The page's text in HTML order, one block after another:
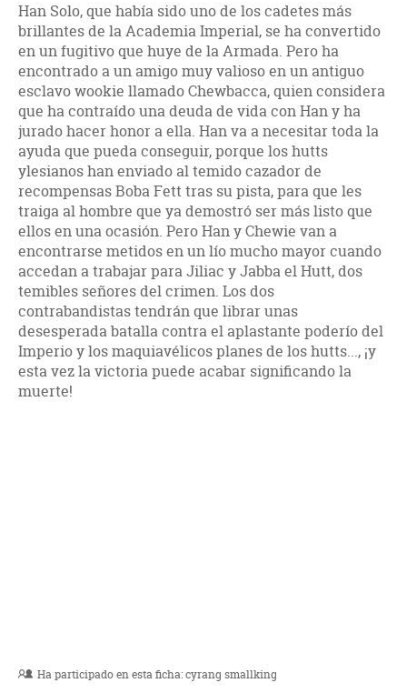
Han Solo, que había sido uno de los cadetes más
brillantes de la Academia Imperial, se ha convertido
en un fugitivo que huye de la Armada. Pero ha
encontrado a un amigo muy valioso en un antiguo
esclavo wookie llamado Chewbacca, quien considera
que ha contraído una deuda de vida con Han y ha
jurado hacer honor a ella. Han va a necesitar toda la
ayuda que pueda conseguir, porque los hutts
ylesianos han enviado al temido cazador de
recompensas Boba Fett tras su pista, para que les
traiga al hombre que ya demostró ser más listo que
ellos en una ocasión. Pero Han y Chewie van a
encontrarse metidos en un lío mucho mayor cuando
accedan a trabajar para Jiliac y Jabba el Hutt, dos
temibles señores del crimen. Los dos
contrabandistas tendrán que librar unas
desesperada batalla contra el aplastante poderío del
Imperio y los maquiavélicos planes de los hutts..., ¡y
esta vez la victoria puede acabar significando la
muerte!
Ha participado en esta ficha:cyrang smallking